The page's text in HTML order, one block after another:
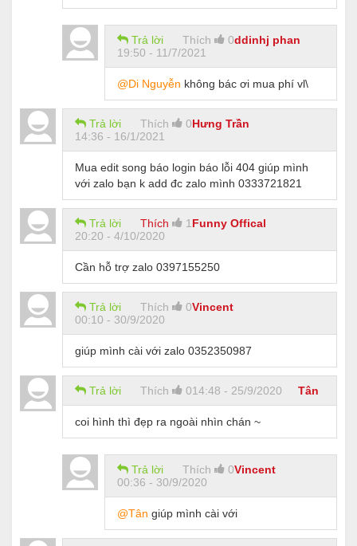
ddinhj phan
Trả lời Thích
0
19:50 - 11/7/2021
@Di Nguyễn không bác ơi mua phí vl\
Hưng Trần
Trả lời Thích
0
14:36 - 16/1/2021
Mua edit song báo login báo lỗi 404 giúp mình
với zalo bạn k add đc zalo mình 0333721821
Funny Offical
Trả lời Thích
1
20:20 - 4/10/2020
Cần hỗ trợ zalo 0397155250
Vincent
Trả lời Thích
0
00:10 - 30/9/2020
giúp mình cài với zalo 0352350987
Tân
Trả lời Thích 014:48 - 25/9/2020
coi hình thì đẹp ra ngoài nhìn chán ~
Vincent
Trả lời Thích
0
00:36 - 30/9/2020
@Tân giúp mình cài với